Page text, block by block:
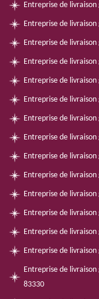
Entreprise de
Entreprise de
Entreprise de
Entreprise de
Entreprise de
Entreprise de
Entreprise de
Entreprise de
Entreprise de
Entreprise de
Entreprise de
Entreprise de
Entreprise de
Entreprise de
Entreprise de
83330